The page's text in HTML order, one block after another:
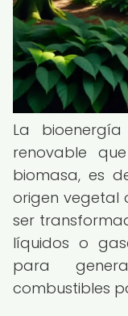
La
renovable
biomasa, es
origen vegetal
ser
líquidos o
para
combustibles